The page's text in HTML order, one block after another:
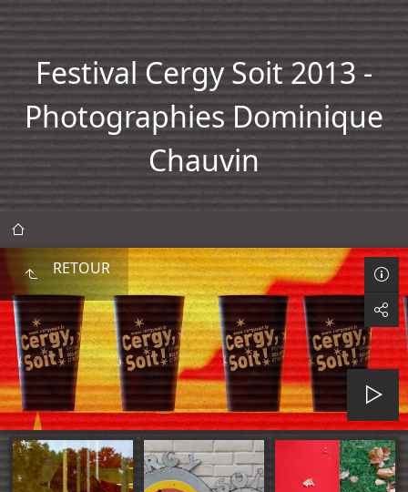
Festival Cergy Soit 2013 -
Photographies Dominique
Chauvin
RETOUR